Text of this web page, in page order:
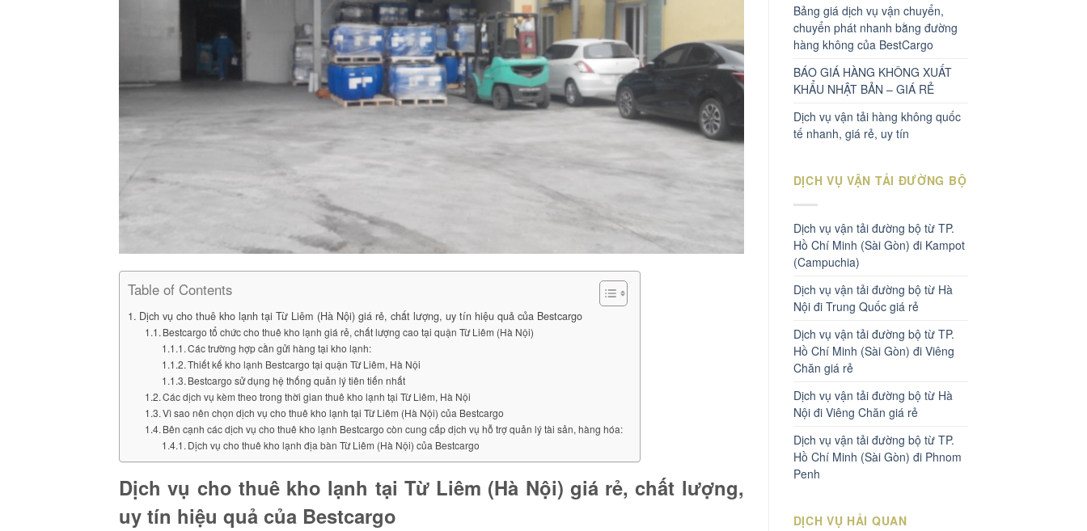
Table of Contents
Dịch vụ cho thuê kho lạnh tại Từ Liêm (Hà Nội) giá rẻ, chất lượng, uy tín hiệu quả của Bestcargo
Bestcargo tổ chức cho thuê kho lạnh giá rẻ, chất lượng cao tại quận Từ Liêm (Hà Nội)
Các trường hợp cần gửi hàng tại kho lạnh:
Thiết kế kho lạnh Bestcargo tại quận Từ Liêm, Hà Nội
Bestcargo sử dụng hệ thống quản lý tiên tiến nhất
Các dịch vụ kèm theo trong thời gian thuê kho lạnh tại Từ Liêm, Hà Nội
Vì sao nên chọn dịch vụ cho thuê kho lạnh tại Từ Liêm (Hà Nội) của Bestcargo
Bên cạnh các dịch vụ cho thuê kho lạnh Bestcargo còn cung cấp dịch vụ hỗ trợ quản lý tài sản, hàng hóa:
Dịch vụ cho thuê kho lạnh địa bàn Từ Liêm (Hà Nội) của Bestcargo
Dịch vụ cho thuê kho lạnh tại Từ Liêm (Hà Nội) giá rẻ, chất lượng,
uy tín hiệu quả của Bestcargo
Bảng giá dịch vụ vận chuyển,
chuyển phát nhanh bằng đường
hàng không của BestCargo
BÁO GIÁ HÀNG KHÔNG XUẤT
KHẨU NHẬT BẢN – GIÁ RẺ
Dịch vụ vận tải hàng không quốc
tế nhanh, giá rẻ, uy tín
DỊCH VỤ VẬN TẢI ĐƯỜNG BỘ
Dịch vụ vận tải đường bộ từ TP.
Hồ Chí Minh (Sài Gòn) đi Kampot
(Campuchia)
Dịch vụ vận tải đường bộ từ Hà
Nội đi Trung Quốc giá rẻ
Dịch vụ vận tải đường bộ từ TP.
Hồ Chí Minh (Sài Gòn) đi Viêng
Chăn giá rẻ
Dịch vụ vận tải đường bộ từ Hà
Nội đi Viêng Chăn giá rẻ
Dịch vụ vận tải đường bộ từ TP.
Hồ Chí Minh (Sài Gòn) đi Phnom
Penh
DỊCH VỤ HẢI QUAN